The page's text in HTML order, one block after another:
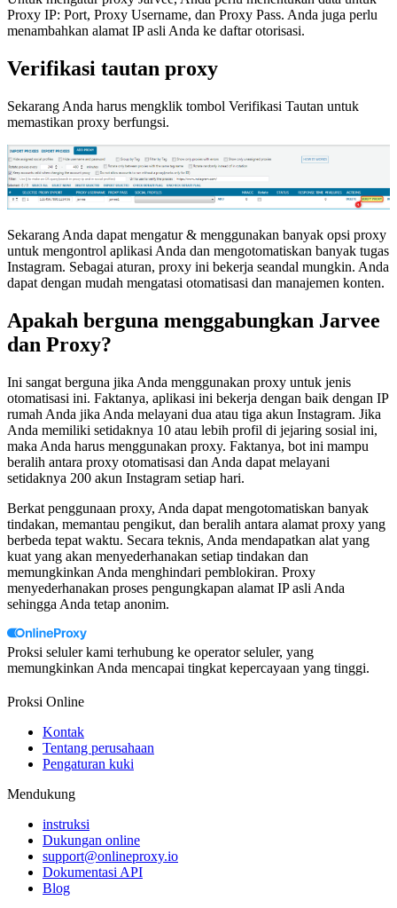
Proxy IP: Port, Proxy Username, dan Proxy Pass. Anda juga perlu
menambahkan alamat IP asli Anda ke daftar otorisasi.
Verifikasi tautan proxy
Sekarang Anda harus mengklik tombol Verifikasi Tautan untuk
memastikan proxy berfungsi.
Sekarang Anda dapat mengatur & menggunakan banyak opsi proxy
untuk mengontrol aplikasi Anda dan mengotomatiskan banyak tugas
Instagram. Sebagai aturan, proxy ini bekerja seandal mungkin. Anda
dapat dengan mudah mengatasi otomatisasi dan manajemen konten.
Apakah berguna menggabungkan Jarvee
dan Proxy?
Ini sangat berguna jika Anda menggunakan proxy untuk jenis
otomatisasi ini. Faktanya, aplikasi ini bekerja dengan baik dengan IP
rumah Anda jika Anda melayani dua atau tiga akun Instagram. Jika
Anda memiliki setidaknya 10 atau lebih profil di jejaring sosial ini,
maka Anda harus menggunakan proxy. Faktanya, bot ini mampu
beralih antara proxy otomatisasi dan Anda dapat melayani
setidaknya 200 akun Instagram setiap hari.
Berkat penggunaan proxy, Anda dapat mengotomatiskan banyak
tindakan, memantau pengikut, dan beralih antara alamat proxy yang
berbeda tepat waktu. Secara teknis, Anda mendapatkan alat yang
kuat yang akan menyederhanakan setiap tindakan dan
memungkinkan Anda menghindari pemblokiran. Proxy
menyederhanakan proses pengungkapan alamat IP asli Anda
sehingga Anda tetap anonim.
Proksi seluler kami terhubung ke operator seluler, yang
memungkinkan Anda mencapai tingkat kepercayaan yang tinggi.
Proksi Online
Kontak
Tentang perusahaan
Pengaturan kuki
Mendukung
instruksi
Dukungan online
support@onlineproxy.io
Dokumentasi API
Blog